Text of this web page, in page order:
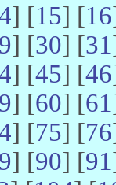
] [15] [16
] [30] [31
] [45] [46
] [60] [61
] [75] [76
] [90] [91